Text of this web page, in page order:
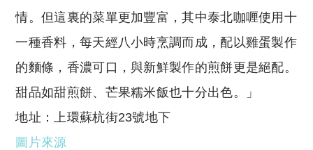
情。但這裏的菜單更加豐富，其中泰北咖喱使用十
一種香料，每天經八小時烹調而成，配以雞蛋製作
的麵條，香濃可口，與新鮮製作的煎餅更是絕配。
甜品如甜煎餅、芒果糯米飯也十分出色。」
地址：上環蘇杭街23號地下
圖片來源